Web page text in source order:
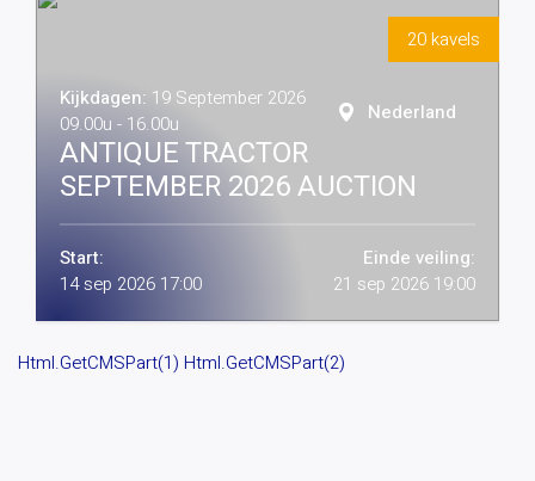
Kijkdagen: 19 September 2026
09.00u - 16.00u
Nederland
ANTIQUE TRACTOR
SEPTEMBER 2026 AUCTION
Start:
14 sep 2026 17:00
Einde veiling:
21 sep 2026 19:00
20 kavels
Html.GetCMSPart(1) Html.GetCMSPart(2)